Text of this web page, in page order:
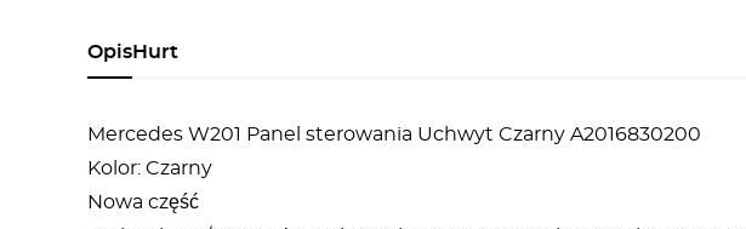
OpisHurt
Mercedes W201 Panel sterowania Uchwyt Czarny A2016830200
Kolor: Czarny
Nowa część